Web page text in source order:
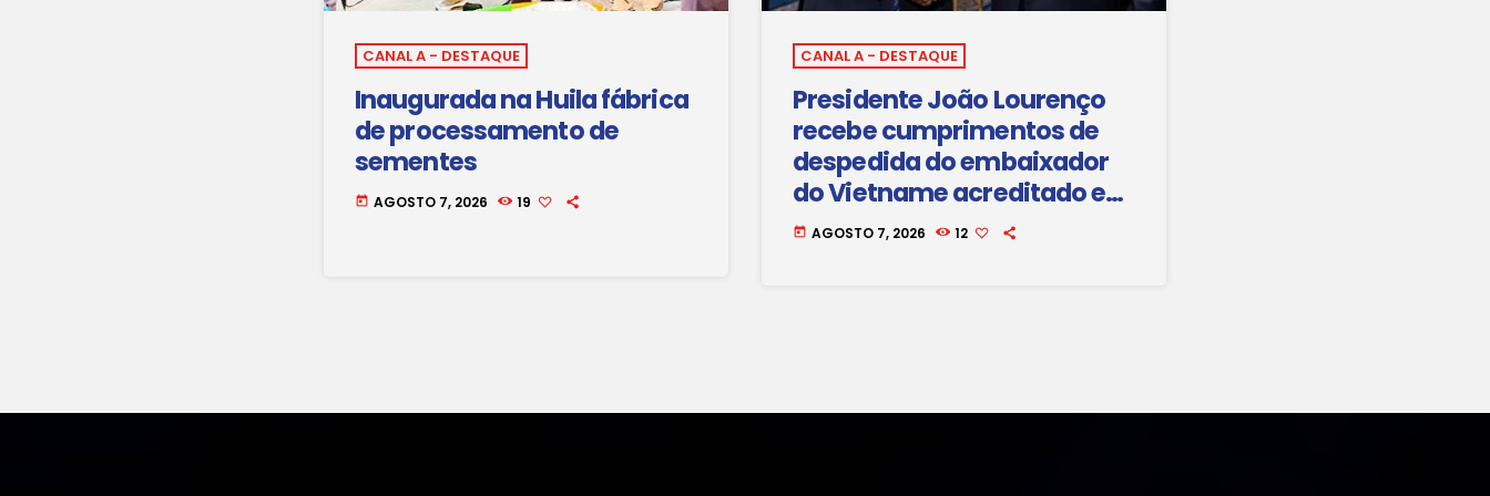
CANAL A - DESTAQUE
Inaugurada na Huila fábrica
de processamento de
sementes
today AGOSTO 7, 2026 19
CANAL A - DESTAQUE
Presidente João Lourenço
recebe cumprimentos de
despedida do embaixador
do Vietname acreditado em
Angola
today AGOSTO 7, 2026 12